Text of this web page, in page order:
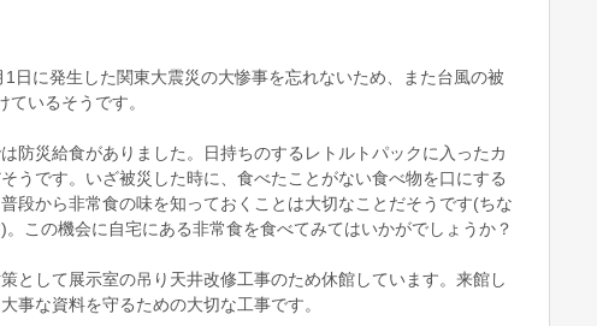
日に発生した関東大震災の大惨事を忘れないため、また台風の被
いるそうです。
防災給食がありました。日持ちのするレトルトパックに入ったカ
うです。いざ被災した時に、食べたことがない食べ物を口にする
段から非常食の味を知っておくことは大切なことだそうです(ちな
この機会に自宅にある非常食を食べてみてはいかがでしょうか？
として展示室の吊り天井改修工事のため休館しています。来館し
事な資料を守るための大切な工事です。